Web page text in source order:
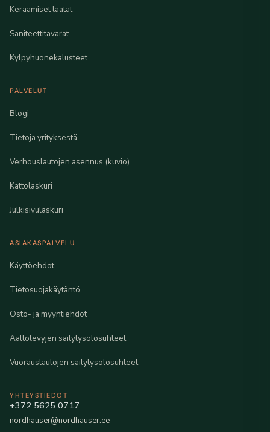
Keraamiset laatat
Saniteettitavarat
Kylpyhuonekalusteet
PALVELUT
Blogi
Tietoja yrityksestä
Verhouslautojen asennus (kuvio)
Kattolaskuri
Julkisivulaskuri
ASIAKASPALVELU
Käyttöehdot
Tietosuojakäytäntö
Osto- ja myyntiehdot
Aaltolevyjen säilytysolosuhteet
Vuorauslautojen säilytysolosuhteet
YHTEYSTIEDOT
+372 5625 0717
nordhauser@nordhauser.ee